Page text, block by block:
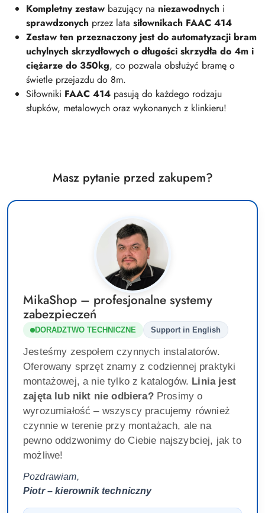
Kompletny zestaw bazujący na niezawodnych i
sprawdzonych przez lata siłownikach FAAC 414
Zestaw ten przeznaczony jest do automatyzacji bram
uchylnych skrzydłowych o długości skrzydła do 4m i
ciężarze do 350kg, co pozwala obsłużyć bramę o
świetle przejazdu do 8m.
Siłowniki FAAC 414 pasują do każdego rodzaju
słupków, metalowych oraz wykonanych z klinkieru!
Masz pytanie przed zakupem?
MikaShop – profesjonalne systemy
zabezpieczeń
DORADZTWO TECHNICZNE Support in English
Jesteśmy zespołem czynnych instalatorów.
Oferowany sprzęt znamy z codziennej praktyki
montażowej, a nie tylko z katalogów. Linia jest
zajęta lub nikt nie odbiera?Prosimy o
wyrozumiałość – wszyscy pracujemy również
czynnie w terenie przy montażach, ale na
pewno oddzwonimy do Ciebie najszybciej, jak to
możliwe!
Pozdrawiam,
Piotr – kierownik techniczny